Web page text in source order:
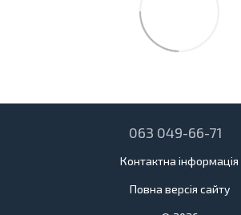
063 049-66-71
Контактна інформація
Повна версія сайту